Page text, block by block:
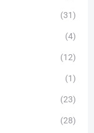
(31)
(4)
(12)
(1)
(23)
(28)